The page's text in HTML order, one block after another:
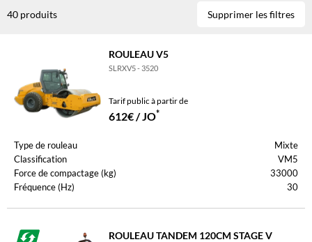
40 produits Supprimer les filtres
ROULEAU V5
SLRXV5 - 3520
Tarif public à partir de
612€ / JO*
Type de rouleau
Mixte
Classification
VM5
Force de compactage (kg)
33000
Fréquence (Hz)
30
ROULEAU TANDEM 120CM STAGE V